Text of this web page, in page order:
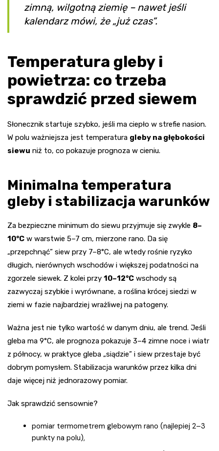
zimną, wilgotną ziemię – nawet jeśli
kalendarz mówi, że „już czas”.
Temperatura gleby i
powietrza: co trzeba
sprawdzić przed siewem
Słonecznik startuje szybko, jeśli ma ciepło w strefie nasion.
W polu ważniejsza jest temperatura gleby na głębokości
siewu niż to, co pokazuje prognoza w cieniu.
Minimalna temperatura
gleby i stabilizacja warunków
Za bezpieczne minimum do siewu przyjmuje się zwykle 8–
10°C w warstwie 5–7 cm, mierzone rano. Da się
„przepchnąć” siew przy 7–8°C, ale wtedy rośnie ryzyko
długich, nierównych wschodów i większej podatności na
zgorzele siewek. Z kolei przy 10–12°C wschody są
zazwyczaj szybkie i wyrównane, a roślina krócej siedzi w
ziemi w fazie najbardziej wrażliwej na patogeny.
Ważna jest nie tylko wartość w danym dniu, ale trend. Jeśli
gleba ma 9°C, ale prognoza pokazuje 3–4 zimne noce i wiatr
z północy, w praktyce gleba „siądzie” i siew przestaje być
dobrym pomysłem. Stabilizacja warunków przez kilka dni
daje więcej niż jednorazowy pomiar.
Jak sprawdzić sensownie?
pomiar termometrem glebowym rano (najlepiej 2–3
punkty na polu),